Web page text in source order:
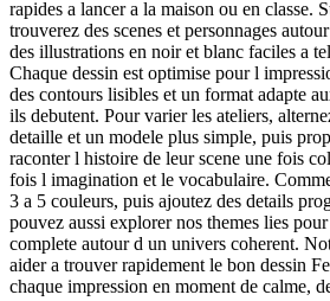
rapides a lancer a la maison ou en classe.
trouverez des scenes et personnages
des illustrations en noir et blanc faciles a
Chaque dessin est optimise pour l
des contours lisibles et un format adapte
ils debutent. Pour varier les ateliers,
detaille et un modele plus simple, puis
raconter l histoire de leur scene une fois
fois l imagination et le vocabulaire.
3 a 5 couleurs, puis ajoutez des details
pouvez aussi explorer nos themes lies
complete autour d un univers coherent.
aider a trouver rapidement le bon dessin
chaque impression en moment de calme,